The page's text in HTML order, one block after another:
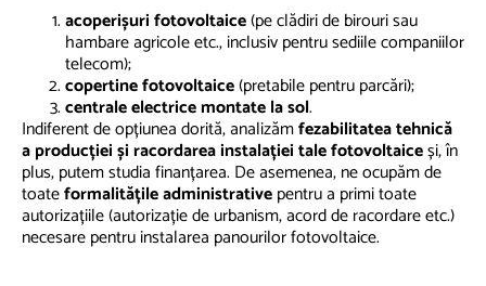
acoperișuri fotovoltaice(pe clădiri de birouri sau
hambare agricole etc., inclusiv pentru sediile companiilor
telecom);
copertinefotovoltaice(pretabile pentru parcări);
centrale electrice montate la sol.
Indiferent de opțiunea dorită, analizămfezabilitatea tehnică
a producției și racordarea instalației tale fotovoltaiceși, în
plus, putem studia finanțarea. De asemenea, ne ocupăm de
toateformalitățile administrativepentru a primi toate
autorizațiile (autorizație de urbanism, acord de racordare etc.)
necesare pentru instalarea panourilor fotovoltaice.